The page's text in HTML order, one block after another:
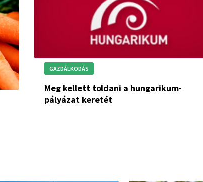
GAZDÁLKODÁS
Meg kellett toldani a hungarikum-
pályázat keretét